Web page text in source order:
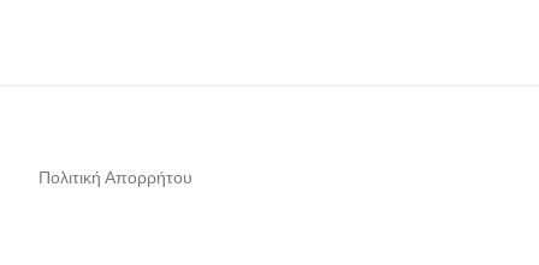
Πολιτική Απορρήτου